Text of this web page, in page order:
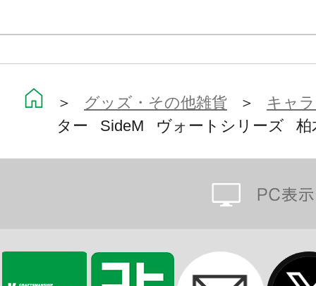
＞ グッズ・その他雑貨 ＞ キャ
ター SideM ヴォートシリーズ